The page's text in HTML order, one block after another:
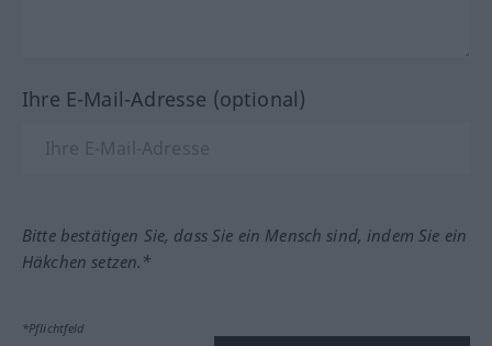
Ihre E-Mail-Adresse (optional)
Bitte bestätigen Sie, dass Sie ein Mensch sind, indem Sie ein
Häkchen setzen.*
*Pflichtfeld